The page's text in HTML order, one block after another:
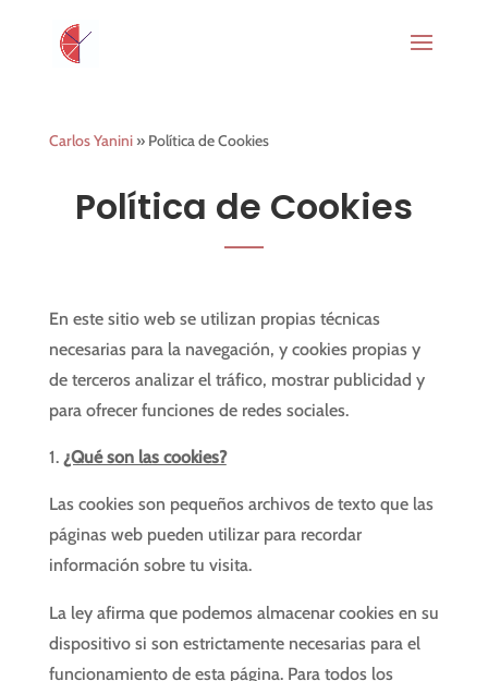
Carlos Yanini» Política de Cookies
Política de Cookies
En este sitio web se utilizan propias técnicas
necesarias para la navegación, y cookies propias y
de terceros analizar el tráfico, mostrar publicidad y
para ofrecer funciones de redes sociales.
¿Qué son las cookies?
Las cookies son pequeños archivos de texto que las
páginas web pueden utilizar para recordar
información sobre tu visita.
La ley afirma que podemos almacenar cookies en su
dispositivo si son estrictamente necesarias para el
funcionamiento de esta página. Para todos los